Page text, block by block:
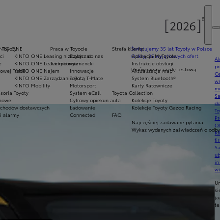
Świętujemy 35 lat Toyoty w Polsce
Odkryj 35 wyjątkowych ofert
Umów się na jazdę testową
Praca w Toyocie
Dołącz do nas
Technologie
Innowacje
Toyota T-Mate
Motorsport
System eCall
Cyfrowy opiekun auta
Ładowanie
Connected
ONE
KINTO ONE Leasing niższych rat
KINTO ONE Leasing konsumencki
KINTO ONE Najem
KINTO ONE Zarządzanie flotą
KINTO Mobility
Trade
Toyoty
dostawczych
alarmy
Strefa klienta
Aplikacja MyToyota
Instrukcje obsługi
Aktualizacja map
System Bluetooth®
Karty Ratownicze
Toyota Collection
Kolekcje Toyoty
Kolekcje Toyoty Gazoo Racing
FAQ
Najczęściej zadawane pytania
Wykaz wydanych zaświadczeń o